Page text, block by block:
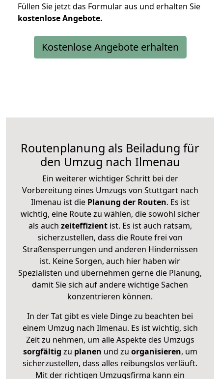
Füllen Sie jetzt das Formular aus und erhalten Sie
kostenloseAngebote.
Kostenlose Angebote erhalten
Routenplanung als Beiladung für
den Umzug nach Ilmenau
Ein weiterer wichtiger Schritt bei der
Vorbereitung eines Umzugs von Stuttgart nach
Ilmenau ist diePlanung der Routen. Es ist
wichtig, eine Route zu wählen, die sowohl sicher
als auch zeiteffizientist. Es ist auch ratsam,
sicherzustellen, dass die Route frei von
Straßensperrungen und anderen Hindernissen
ist. Keine Sorgen, auch hier haben wir
Spezialisten und übernehmen gerne die Planung,
damit Sie sich auf andere wichtige Sachen
konzentrieren können.
In der Tat gibt es viele Dinge zu beachten bei
einem Umzug nach Ilmenau. Es ist wichtig, sich
Zeit zu nehmen, um alle Aspekte des Umzugs
sorgfältig zu planen und zu organisieren, um
sicherzustellen, dass alles reibungslos verläuft.
Mit der richtigen Umzugsfirma kann ein